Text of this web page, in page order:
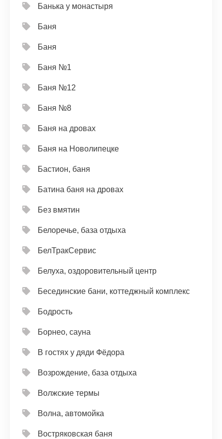
Банька у монастыря
Баня
Баня
Баня №1
Баня №12
Баня №8
Баня на дровах
Баня на Новолипецке
Бастион, баня
Батина баня на дровах
Без вмятин
Белоречье, база отдыха
БелТракСервис
Белуха, оздоровительный центр
Бесединские бани, коттеджный комплекс
Бодрость
Борнео, сауна
В гостях у дяди Фёдора
Возрождение, база отдыха
Волжские термы
Волна, автомойка
Востряковская баня